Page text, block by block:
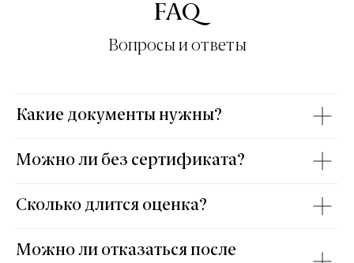
FAQ
Вопросы и ответы
Какие документы нужны?
Можно ли без сертификата?
Сколько длится оценка?
Можно ли отказаться после